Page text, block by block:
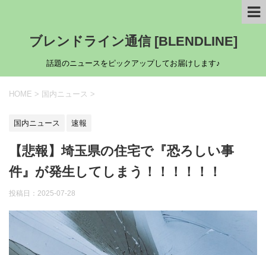
ブレンドライン通信 [BLENDLINE]
話題のニュースをピックアップしてお届けします♪
HOME > 国内ニュース >
国内ニュース 速報
【悲報】埼玉県の住宅で『恐ろしい事
件』が発生してしまう！！！！！！
投稿日： 2025-07-28